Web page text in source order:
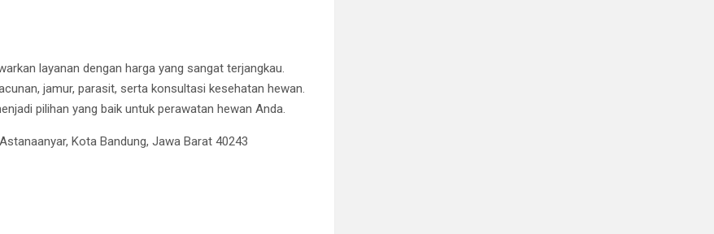
layanan dengan harga yang sangat terjangkau.
jamur, parasit, serta konsultasi kesehatan hewan.
pilihan yang baik untuk perawatan hewan Anda.
Kota Bandung, Jawa Barat 40243